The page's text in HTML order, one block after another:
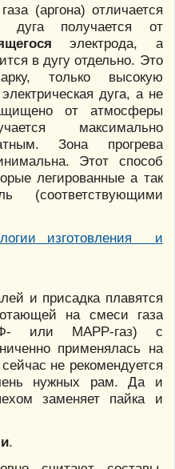
(аргона) отличается
дуга получается от
электрода, а
в дугу отдельно. Это
только высокую
дуга, а не
от атмосферы
максимально
Зона прогрева
Этот способ
легированные а так
(соответствующими
и присадка плавятся
на смеси газа
или МАРР-газ) с
применялась на
не рекомендуется
нужных рам. Да и
заменяет пайка и
.